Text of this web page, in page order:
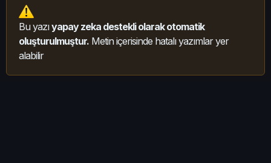
Bu yazıyapay zeka destekli olarak otomatik
oluşturulmuştur. Metin içerisinde hatalı yazımlar yer
alabilir